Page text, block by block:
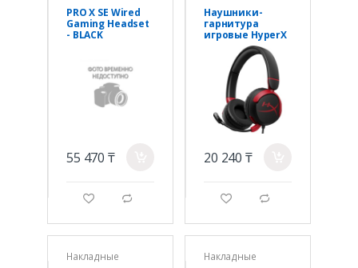
PRO X SE Wired
Gaming Headset
- BLACK
55 470 ₸
g d
Наушники-
гарнитура
игровые HyperX
7G8F4AA Cloud
Mini черный
20 240 ₸
g d
Накладные
Накладные